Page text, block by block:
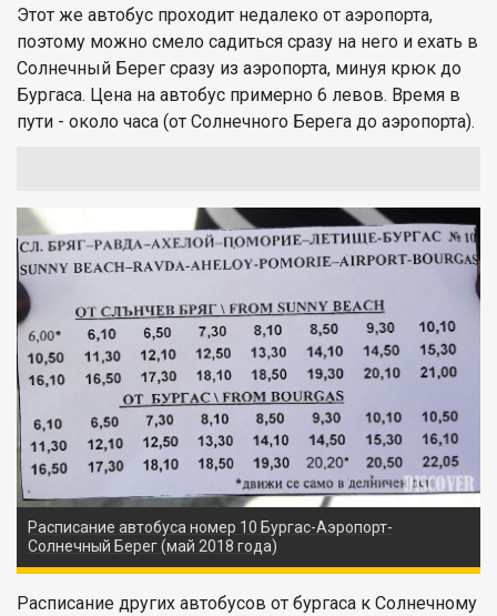
Этот же автобус проходит недалеко от аэропорта,
поэтому можно смело садиться сразу на него и ехать в
Солнечный Берег сразу из аэропорта, минуя крюк до
Бургаса. Цена на автобус примерно 6 левов. Время в
пути - около часа (от Солнечного Берега до аэропорта).
Расписание автобуса номер 10 Бургас-Аэропорт-
Солнечный Берег (май 2018 года)
Расписание других автобусов от бургаса к Солнечному